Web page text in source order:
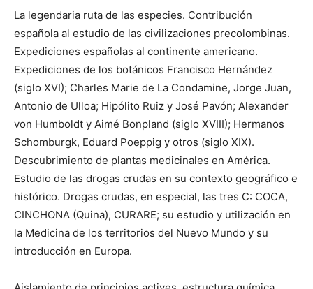
La legendaria ruta de las especies. Contribución
española al estudio de las civilizaciones precolombinas.
Expediciones españolas al continente americano.
Expediciones de los botánicos Francisco Hernández
(siglo XVI); Charles Marie de La Condamine, Jorge Juan,
Antonio de Ulloa; Hipólito Ruiz y José Pavón; Alexander
von Humboldt y Aimé Bonpland (siglo XVIII); Hermanos
Schomburgk, Eduard Poeppig y otros (siglo XIX).
Descubrimiento de plantas medicinales en América.
Estudio de las drogas crudas en su contexto geográfico e
histórico. Drogas crudas, en especial, las tres C: COCA,
CINCHONA (Quina), CURARE; su estudio y utilización en
la Medicina de los territorios del Nuevo Mundo y su
introducción en Europa.